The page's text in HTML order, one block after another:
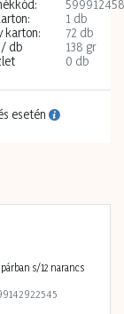
1 db
karton:
72 db
/ db
138 gr
0 db
esetén
s/12 narancs